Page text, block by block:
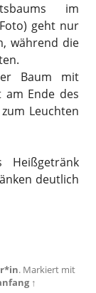
im
geht nur
während die
Baum mit
Ende des
Leuchten
deutlich
. Markiert mit
↑